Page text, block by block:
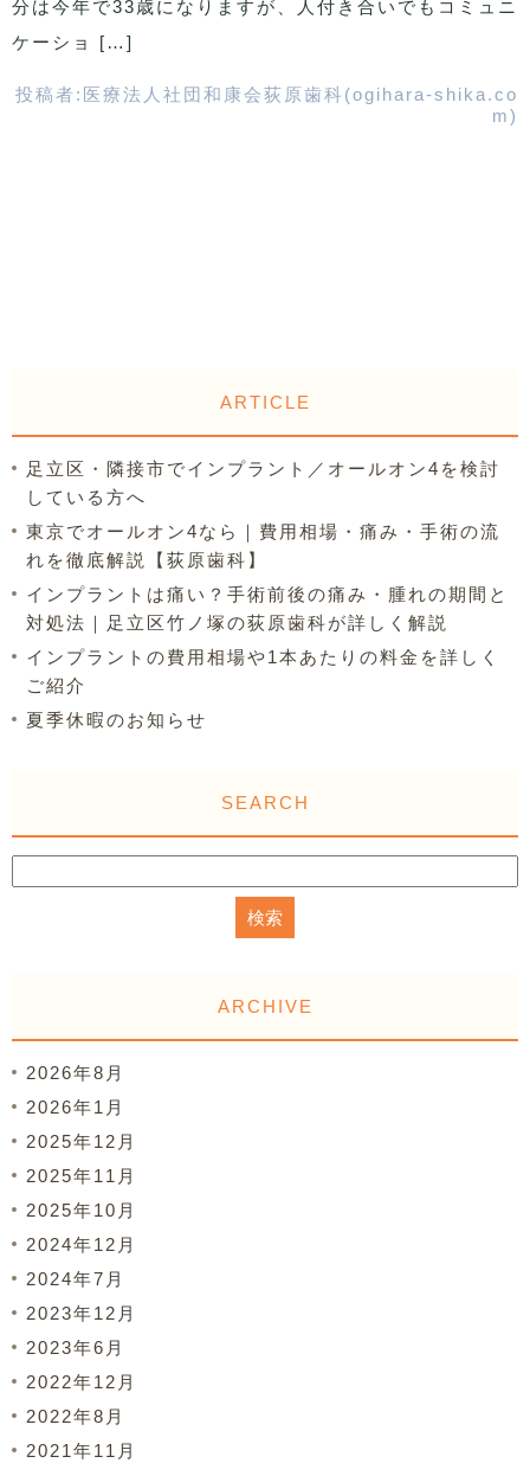
分は今年で33歳になりますが、人付き合いでもコミュニ
ケーショ […]
投稿者: 医療法人社団和康会荻原歯科(ogihara-shika.co
m)
ARTICLE
足立区・隣接市でインプラント／オールオン4を検討
している方へ
東京でオールオン4なら｜費用相場・痛み・手術の流
れを徹底解説【荻原歯科】
インプラントは痛い？手術前後の痛み・腫れの期間と
対処法｜足立区竹ノ塚の荻原歯科が詳しく解説
インプラントの費用相場や1本あたりの料金を詳しく
ご紹介
夏季休暇のお知らせ
SEARCH
ARCHIVE
2026年8月
2026年1月
2025年12月
2025年11月
2025年10月
2024年12月
2024年7月
2023年12月
2023年6月
2022年12月
2022年8月
2021年11月